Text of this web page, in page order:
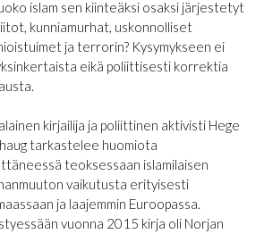
islam sen kiinteäksi osaksi järjestetyt
kunniamurhat, uskonnolliset
ja terrorin? Kysymykseen ei
eikä poliittisesti korrektia
kirjailija ja poliittinen aktivisti Hege
tarkastelee huomiota
teoksessaan islamilaisen
vaikutusta erityisesti
ja laajemmin Euroopassa.
vuonna 2015 kirja oli Norjan